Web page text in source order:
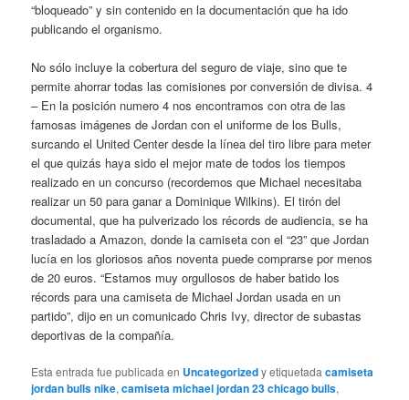
“bloqueado” y sin contenido en la documentación que ha ido
publicando el organismo.
No sólo incluye la cobertura del seguro de viaje, sino que te
permite ahorrar todas las comisiones por conversión de divisa. 4
– En la posición numero 4 nos encontramos con otra de las
famosas imágenes de Jordan con el uniforme de los Bulls,
surcando el United Center desde la línea del tiro libre para meter
el que quizás haya sido el mejor mate de todos los tiempos
realizado en un concurso (recordemos que Michael necesitaba
realizar un 50 para ganar a Dominique Wilkins). El tirón del
documental, que ha pulverizado los récords de audiencia, se ha
trasladado a Amazon, donde la camiseta con el “23” que Jordan
lucía en los gloriosos años noventa puede comprarse por menos
de 20 euros. “Estamos muy orgullosos de haber batido los
récords para una camiseta de Michael Jordan usada en un
partido”, dijo en un comunicado Chris Ivy, director de subastas
deportivas de la compañía.
Esta entrada fue publicada en Uncategorizedy etiquetadacamiseta
jordan bulls nike,camiseta michael jordan 23 chicago bulls,